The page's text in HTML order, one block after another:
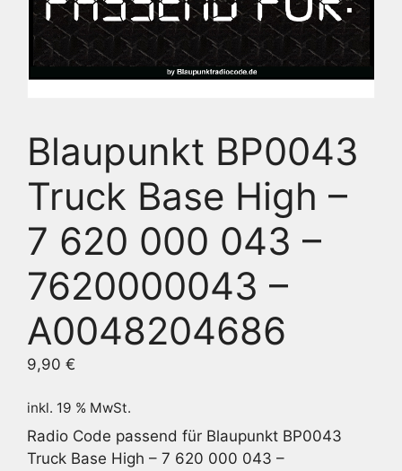
Blaupunkt BP0043
Truck Base High –
7 620 000 043 –
7620000043 –
A0048204686
9,90 €
inkl. 19 % MwSt.
Radio Code passend für Blaupunkt BP0043
Truck Base High – 7 620 000 043 –